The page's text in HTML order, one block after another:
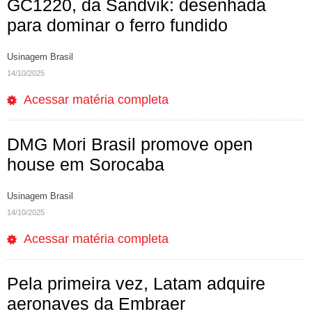
GC1220, da Sandvik: desenhada
para dominar o ferro fundido
Usinagem Brasil
14/10/2025
Acessar matéria completa
DMG Mori Brasil promove open
house em Sorocaba
Usinagem Brasil
14/10/2025
Acessar matéria completa
Pela primeira vez, Latam adquire
aeronaves da Embraer